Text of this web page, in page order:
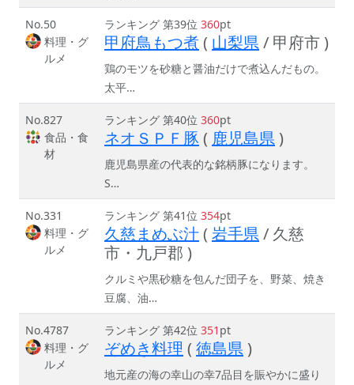
No.50
料理・グ
ルメ
ランキング 第39位 360pt
甲府鳥もつ煮( 山梨県/ 甲府市 )
鶏のモツを砂糖と醤油だけで煮込んだもの。
太平…
No.827
食品・食
材
ランキング 第40位 360pt
ネオＳＰＦ豚 ( 鹿児島県 )
鹿児島県産の代表的な銘柄豚になります。
S…
No.331
料理・グ
ルメ
ランキング 第41位 354pt
久慈まめぶ汁( 岩手県/ 久慈
市・九戸郡 )
クルミや黒砂糖を包んだ団子を、野菜、焼き
豆腐、油…
No.4787
料理・グ
ルメ
ランキング 第42位 351 pt
ぞめき料理 ( 徳島県 )
地元産の海の幸山の幸7品目を賑やかに盛り